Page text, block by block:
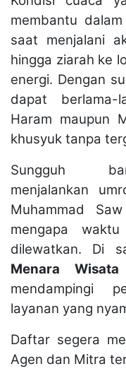
membantu
saat menjalani
hingga ziarah ke
energi. Dengan
dapat
Haram maupun
khusyuk tanpa
Sungguh
menjalankan
Muhammad
mengapa
dilewatkan. Di
Menara
mendampingi
layanan yang
Daftar segera
Agen dan Mitra